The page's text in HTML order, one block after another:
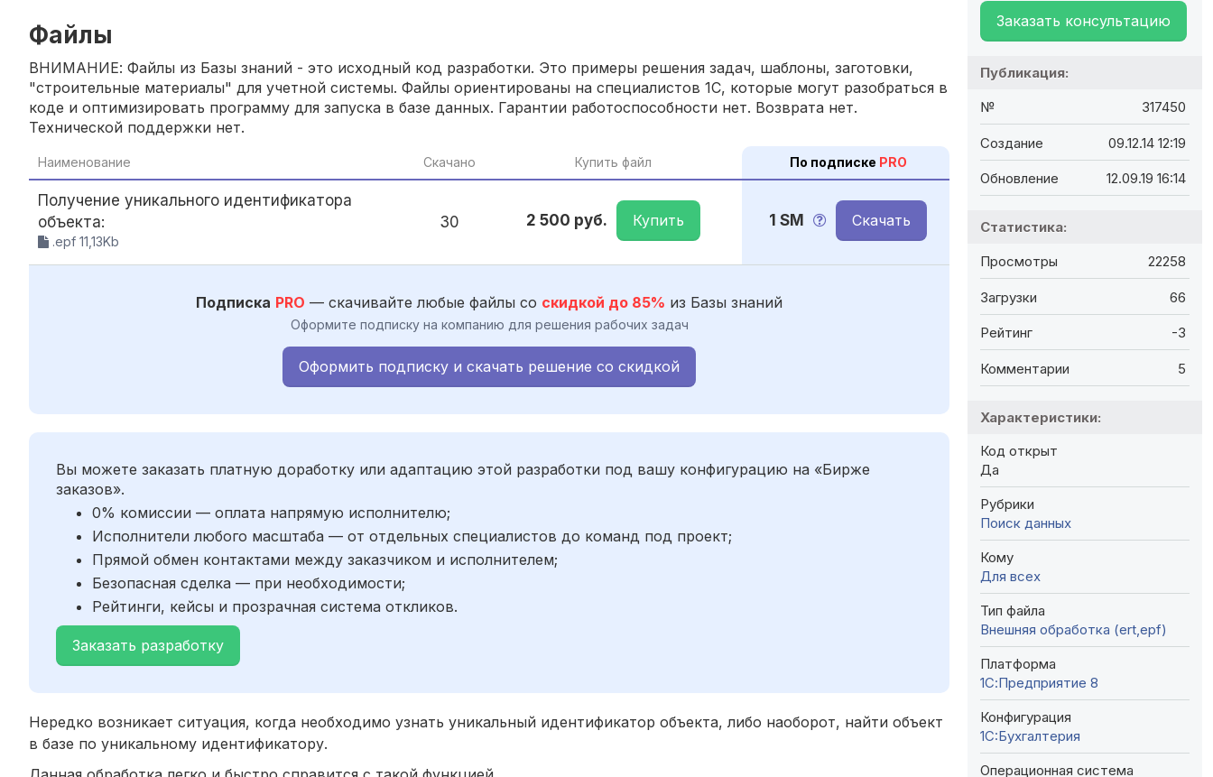
Файлы
ВНИМАНИЕ: Файлы из Базы знаний - это исходный код разработки. Это примеры решения задач, шаблоны, заготовки,
"строительные материалы" для учетной системы. Файлы ориентированы на специалистов 1С, которые могут разобраться в
коде и оптимизировать программу для запуска в базе данных. Гарантии работоспособности нет. Возврата нет.
Технической поддержки нет.
Наименование Скачано Купить файл По подписке PRO
Получение уникального идентификатора
объекта:
.epf 11,13Kb
30 2 500 руб. Купить 1 SM Скачать
Подписка PRO — скачивайте любые файлы со скидкой до 85% из Базы знаний
Оформите подписку на компанию для решения рабочих задач
Оформить подписку и скачать решение со скидкой
Вы можете заказать платную доработку или адаптацию этой разработки под вашу конфигурацию на «Бирже
заказов».
0% комиссии — оплата напрямую исполнителю;
Исполнители любого масштаба — от отдельных специалистов до команд под проект;
Прямой обмен контактами между заказчиком и исполнителем;
Безопасная сделка — при необходимости;
Рейтинги, кейсы и прозрачная система откликов.
Заказать разработку
Нередко возникает ситуация, когда необходимо узнать уникальный идентификатор объекта, либо наоборот, найти объект
в базе по уникальному идентификатору.
Заказать консультацию
Публикация:
№ 317450
Создание 09.12.14 12:19
Обновление 12.09.19 16:14
Статистика:
Просмотры 22258
Загрузки 66
Рейтинг -3
Комментарии 5
Характеристики:
Код открыт
Да
Рубрики
Поиск данных
Кому
Для всех
Тип файла
Внешняя обработка (ert,epf)
Платформа
1С:Предприятие 8
Конфигурация
1C:Бухгалтерия
Операционная система